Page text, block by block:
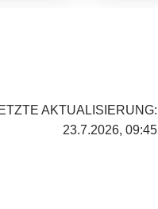
AKTUALISIERUNG:
23.7.2026, 09:45